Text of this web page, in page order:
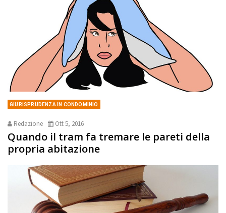
GIURISPRUDENZA IN CONDOMINIO
Redazione Ott 5, 2016
Quando il tram fa tremare le pareti della
propria abitazione